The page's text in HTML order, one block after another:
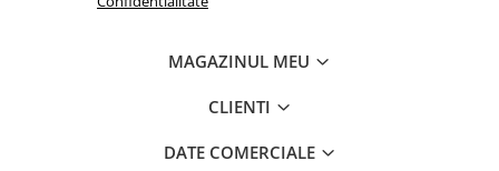
MAGAZINUL MEU
CLIENTI
DATE COMERCIALE